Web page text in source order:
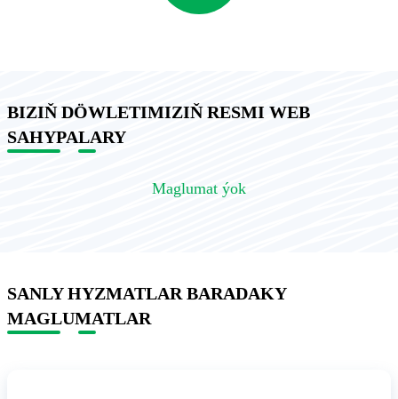
BIZIŇ DÖWLETIMIZIŇ RESMI WEB
SAHYPALARY
Maglumat ýok
SANLY HYZMATLAR BARADAKY
MAGLUMATLAR